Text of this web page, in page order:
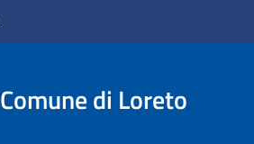
Comune di Loreto